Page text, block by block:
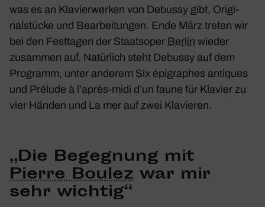
was es an Klavier­werken von Debussy gibt, Origi­
nal­stücke und Bear­bei­tungen. Ende März treten wir
bei den Fest­tagen der Staats­oper Berlin wieder
zusammen auf. Natür­lich steht Debussy auf dem
Programm, unter anderem Six épigra­phes anti­ques
und Prélude à l’après-midi d’un faune für Klavier zu
vier Händen und La mer auf zwei Klavieren.
„Die Begeg­nung mit
Pierre Boulez war mir
sehr wichtig“